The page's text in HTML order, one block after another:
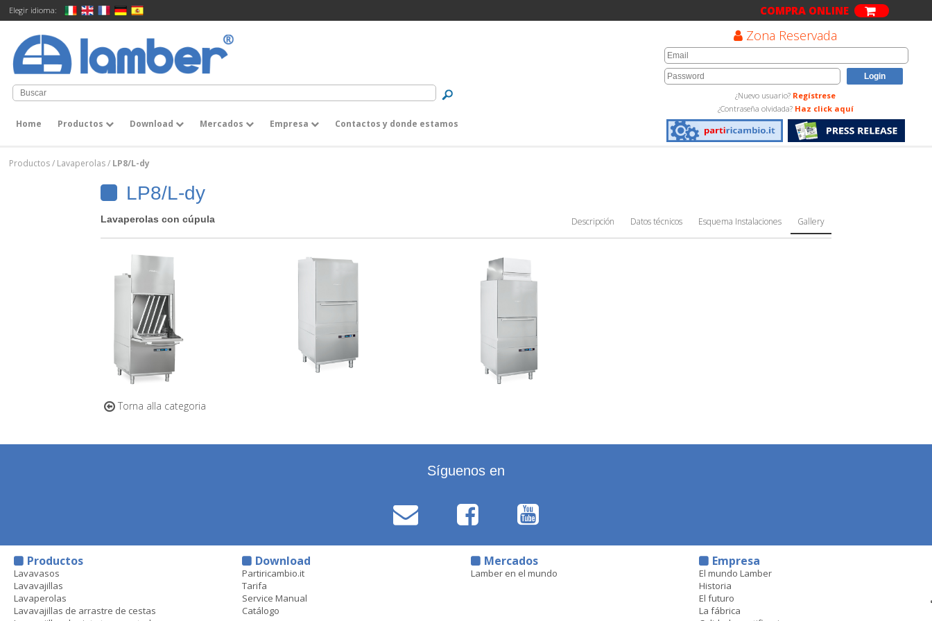
Elegir idioma: COMPRA ONLINE
Home Productos Download Mercados Empresa Contactos y donde estamos
Zona Reservada
¿Nuevo usuario? Regístrese
¿Contraseña olvidada? Haz click aquí
Productos/ Lavaperolas/ LP8/L-dy
LP8/L-dy
Lavaperolas con cúpula Descripción Datos técnicos Esquema Instalaciones Gallery
Torna alla categoria
Síguenos en
Productos
Lavavasos
Lavavajillas
Lavaperolas
Lavavajillas de arrastre de cestas
Download
Partiricambio.it
Tarifa
Service Manual
Catálogo
Mercados
Lamber en el mundo
Empresa
El mundo Lamber
Historia
El futuro
La fábrica